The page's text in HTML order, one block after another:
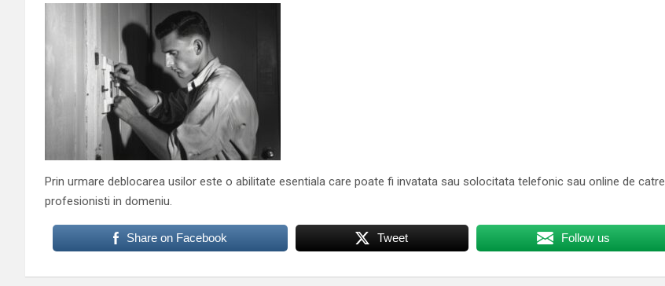
Prin urmare deblocarea usilor este o abilitate esentiala care poate fi invatata sau solocitata telefonic sau online de catre
profesionisti in domeniu.
Share on Facebook Tweet Follow us